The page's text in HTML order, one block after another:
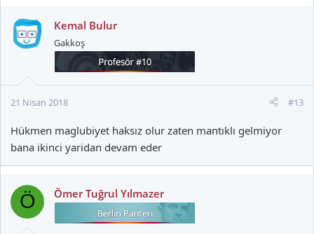
Kemal Bulur
Gakkoş
21 Nisan 2018 #13
Hükmen maglubiyet haksız olur zaten mantıklı gelmiyor
bana ikinci yaridan devam eder
Ö Ömer Tuğrul Yılmazer